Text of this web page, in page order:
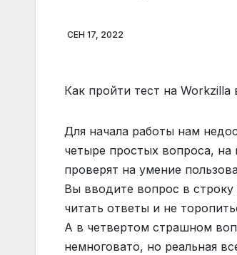
СЕН 17, 2022
Как пройти тест на Workzilla
Для начала работы нам
четыре простых вопроса,
проверят на умение
Вы вводите вопрос в строку
читать ответы и не
А в четвертом страшном
немноговато, но реальная